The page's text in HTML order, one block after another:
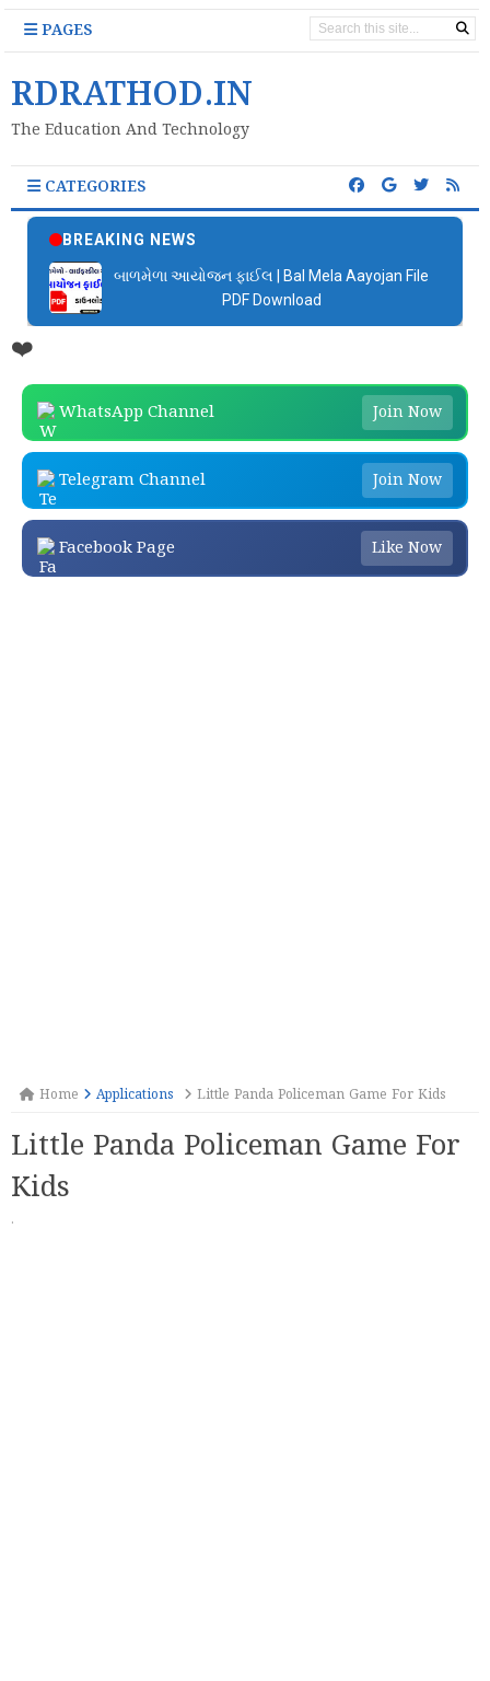
PAGES
RDRATHOD.IN
The Education And Technology
CATEGORIES
BREAKING NEWS
બાળમેળા આયોજન ફાઈલ | Bal Mela Aayojan File
PDF Download
❤️
WhatsApp Channel Join Now
Telegram Channel Join Now
Facebook Page Like Now
Home Applications Little Panda Policeman Game For Kids
Little Panda Policeman Game For
Kids
·